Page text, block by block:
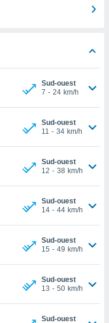
Sud-ouest
7 - 24 km/h
Sud-ouest
11 - 34 km/h
Sud-ouest
12 - 38 km/h
Sud-ouest
14 - 44 km/h
Sud-ouest
15 - 49 km/h
Sud-ouest
13 - 50 km/h
Sud-ouest